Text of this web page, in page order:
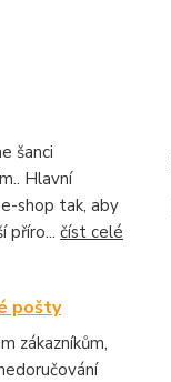
šanci
Hlavní
shop tak, aby
příro... číst celé
pošty
zákazníkům,